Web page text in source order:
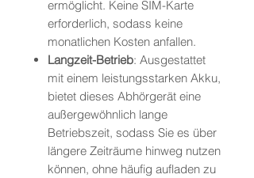
ermöglicht. Keine SIM-Karte
erforderlich, sodass keine
monatlichen Kosten anfallen.
Langzeit-Betrieb: Ausgestattet
mit einem leistungsstarken Akku,
bietet dieses Abhörgerät eine
außergewöhnlich lange
Betriebszeit, sodass Sie es über
längere Zeiträume hinweg nutzen
können, ohne häufig aufladen zu